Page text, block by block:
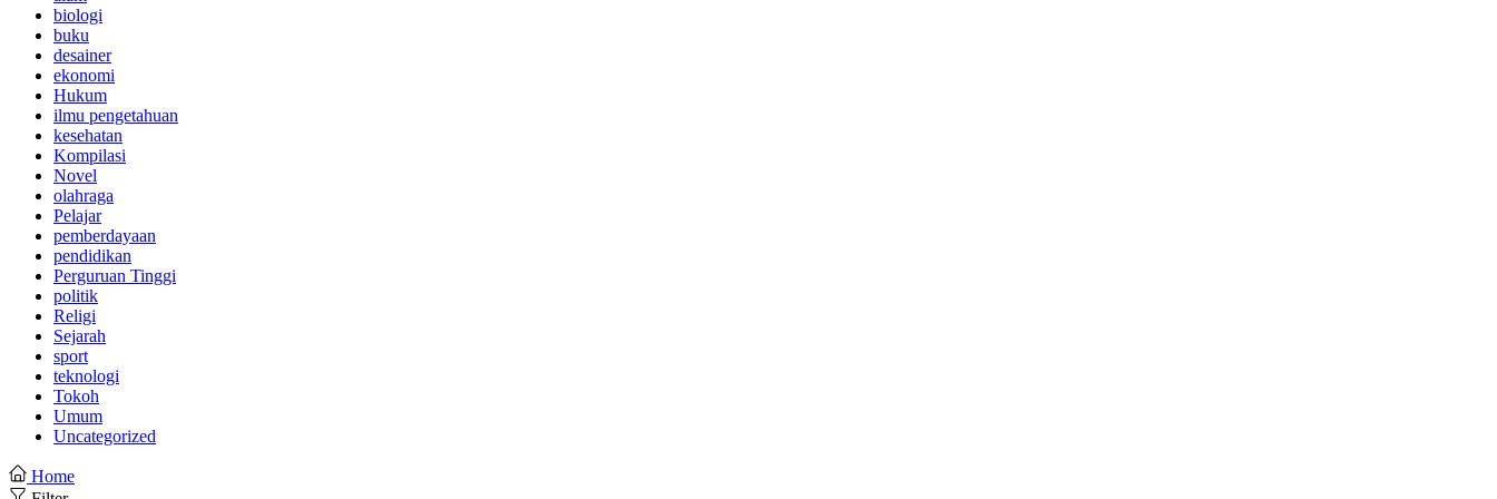
biologi
buku
desainer
ekonomi
Hukum
ilmu pengetahuan
kesehatan
Kompilasi
Novel
olahraga
Pelajar
pemberdayaan
pendidikan
Perguruan Tinggi
politik
Religi
Sejarah
sport
teknologi
Tokoh
Umum
Uncategorized
Home